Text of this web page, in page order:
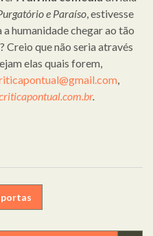
e Paraíso , estivesse
humanidade chegar ao tão
Creio que não seria através
elas quais forem,
.
portas